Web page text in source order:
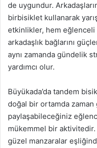
de uygundur.
birbisiklet kullanarak
etkinlikler, hem eğlenceli
arkadaşlık bağlarını
aynı zamanda gündelik
yardımcı olur.
Büyükada’da tandem
doğal bir ortamda
paylaşabileceğiniz
mükemmel bir
güzel manzaralar